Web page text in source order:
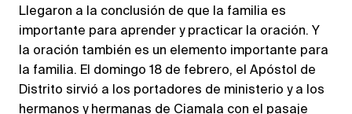
Llegaron a la conclusión de que la familia es
importante para aprender y practicar la oración. Y
la oración también es un elemento importante para
la familia. El domingo 18 de febrero, el Apóstol de
Distrito sirvió a los portadores de ministerio y a los
hermanos y hermanas de Ciamala con el pasaje